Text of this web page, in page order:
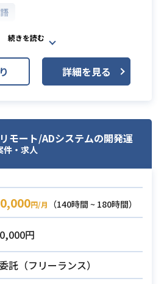
融機関向けシステム更改対応案
ざいます。
内容】
語での維持保守対応を行なって
語での開発、保守経験
性がありチーム作業が出来る
い方
詳細を見る
モート/ADシステムの開発運
件・求人
円/月
（140時間 ~ 180時間）
円
託（フリーランス）